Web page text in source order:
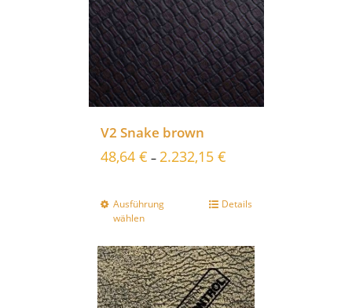
V2 Snake brown
48,64 € – 2.232,15 €
Ausführung
wählen
Details